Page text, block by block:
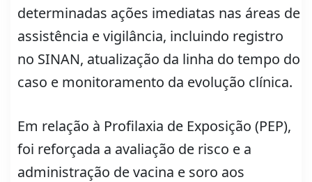
determinadas ações imediatas nas áreas de
assistência e vigilância, incluindo registro
no SINAN, atualização da linha do tempo do
caso e monitoramento da evolução clínica.
Em relação à Profilaxia de Exposição (PEP),
foi reforçada a avaliação de risco e a
administração de vacina e soro aos